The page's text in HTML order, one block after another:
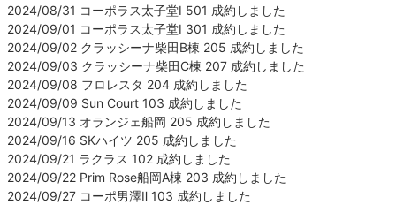
2024/08/31 コーポラス太子堂Ⅰ 501 成約しました
2024/09/01 コーポラス太子堂Ⅰ 301 成約しました
2024/09/02 クラッシーナ柴田B棟 205 成約しました
2024/09/03 クラッシーナ柴田C棟 207 成約しました
2024/09/08 フロレスタ 204 成約しました
2024/09/09 Sun Court 103 成約しました
2024/09/13 オランジェ船岡 205 成約しました
2024/09/16 SKハイツ 205 成約しました
2024/09/21 ラクラス 102 成約しました
2024/09/22 Prim Rose船岡A棟 203 成約しました
2024/09/27 コーポ男澤Ⅱ 103 成約しました